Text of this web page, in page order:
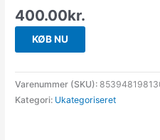
400.00kr.
KØB NU
Varenummer (SKU):
Kategori: Ukategoriseret